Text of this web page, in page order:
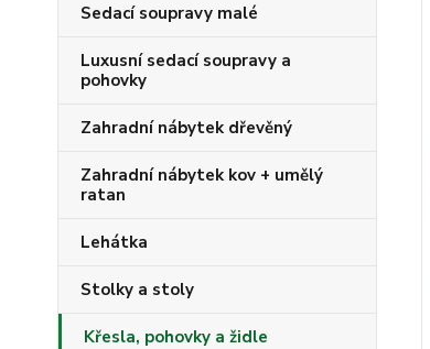
Sedací soupravy malé
Luxusní sedací soupravy a
pohovky
Zahradní nábytek dřevěný
Zahradní nábytek kov + umělý
ratan
Lehátka
Stolky a stoly
Křesla, pohovky a židle